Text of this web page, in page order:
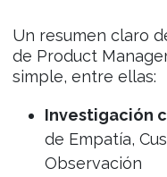
Un resumen claro
de Product
simple, entre ellas:
Investigación
de Empatía,
Observación